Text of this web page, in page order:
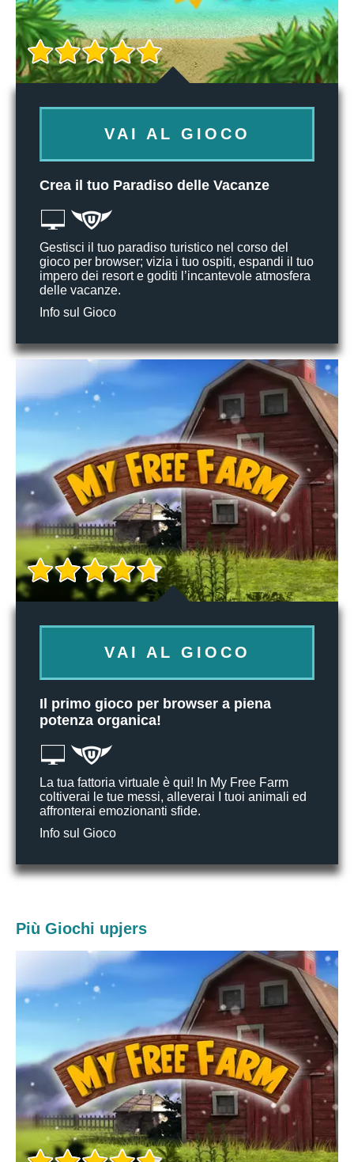
VAI AL GIOCO
Crea il tuo Paradiso delle Vacanze
Gestisci il tuo paradiso turistico nel corso del
gioco per browser; vizia i tuo ospiti, espandi il tuo
impero dei resort e goditi l’incantevole atmosfera
delle vacanze.
Info sul Gioco
VAI AL GIOCO
Il primo gioco per browser a piena
potenza organica!
La tua fattoria virtuale è qui! In My Free Farm
coltiverai le tue messi, alleverai I tuoi animali ed
affronterai emozionanti sfide.
Info sul Gioco
Più Giochi upjers